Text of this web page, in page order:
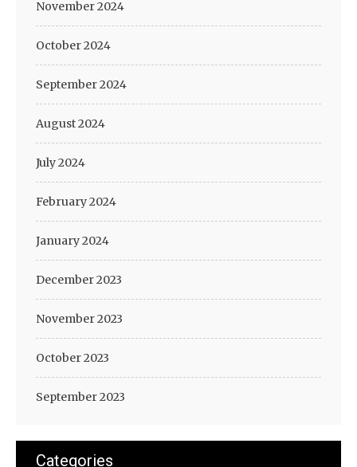
November 2024
October 2024
September 2024
August 2024
July 2024
February 2024
January 2024
December 2023
November 2023
October 2023
September 2023
Categories